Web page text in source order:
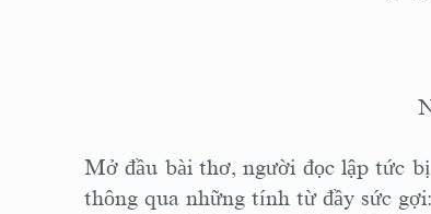
Mở đầu bài thơ, người đọc lập tức
thông qua những tính từ đầy sức